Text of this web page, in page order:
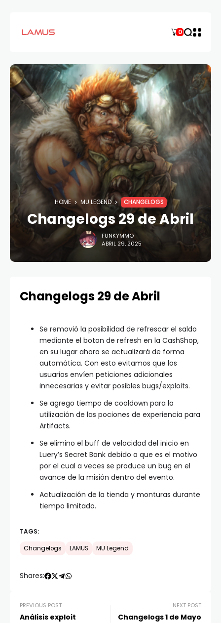
0
HOME MU LEGEND CHANGELOGS
Changelogs 29 de Abril
FUNKYMMO
ABRIL 29, 2025
Changelogs 29 de Abril
Se removió la posibilidad de refrescar el saldo
mediante el boton de refresh en la CashShop,
en su lugar ahora se actualizará de forma
automática. Con esto evitamos que los
usuarios envíen peticiones adicionales
innecesarias y evitar posibles bugs/exploits.
Se agrego tiempo de cooldown para la
utilización de las pociones de experiencia para
Artifacts.
Se elimino el buff de velocidad del inicio en
Luery’s Secret Bank debido a que es el motivo
por el cual a veces se produce un bug en el
avance de la misión dentro del evento.
Actualización de la tienda y monturas durante
tiempo limitado.
TAGS:
Changelogs LAMUS MU Legend
Shares:
PREVIOUS POST
Análisis exploit
NEXT POST
Changelogs 1 de Mayo